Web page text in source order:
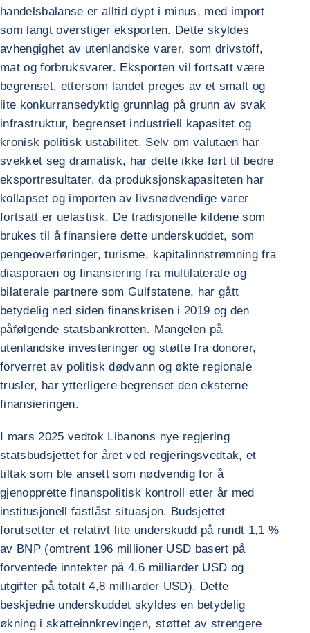
handelsbalanse er alltid dypt i minus, med import
som langt overstiger eksporten. Dette skyldes
avhengighet av utenlandske varer, som drivstoff,
mat og forbruksvarer. Eksporten vil fortsatt være
begrenset, ettersom landet preges av et smalt og
lite konkurransedyktig grunnlag på grunn av svak
infrastruktur, begrenset industriell kapasitet og
kronisk politisk ustabilitet. Selv om valutaen har
svekket seg dramatisk, har dette ikke ført til bedre
eksportresultater, da produksjonskapasiteten har
kollapset og importen av livsnødvendige varer
fortsatt er uelastisk. De tradisjonelle kildene som
brukes til å finansiere dette underskuddet, som
pengeoverføringer, turisme, kapitalinnstrømning fra
diasporaen og finansiering fra multilaterale og
bilaterale partnere som Gulfstatene, har gått
betydelig ned siden finanskrisen i 2019 og den
påfølgende statsbankrotten. Mangelen på
utenlandske investeringer og støtte fra donorer,
forverret av politisk dødvann og økte regionale
trusler, har ytterligere begrenset den eksterne
finansieringen.
I mars 2025 vedtok Libanons nye regjering
statsbudsjettet for året ved regjeringsvedtak, et
tiltak som ble ansett som nødvendig for å
gjenopprette finanspolitisk kontroll etter år med
institusjonell fastlåst situasjon. Budsjettet
forutsetter et relativt lite underskudd på rundt 1,1 %
av BNP (omtrent 196 millioner USD basert på
forventede inntekter på 4,6 milliarder USD og
utgifter på totalt 4,8 milliarder USD). Dette
beskjedne underskuddet skyldes en betydelig
økning i skatteinnkrevingen, støttet av strengere